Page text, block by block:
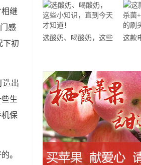
相继
感
下初
造出
生
保
。
市
2019
级精
心站
选酸奶、喝酸奶，这些
这款